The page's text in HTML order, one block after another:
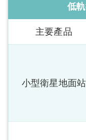
低
主要產品
小型衛星地面站